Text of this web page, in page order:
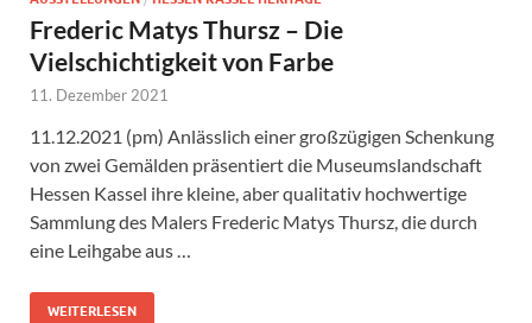
Frederic Matys Thursz – Die
Vielschichtigkeit von Farbe
11. Dezember 2021
11.12.2021 (pm) Anlässlich einer großzügigen Schenkung
von zwei Gemälden präsentiert die Museumslandschaft
Hessen Kassel ihre kleine, aber qualitativ hochwertige
Sammlung des Malers Frederic Matys Thursz, die durch
eine Leihgabe aus …
WEITERLESEN